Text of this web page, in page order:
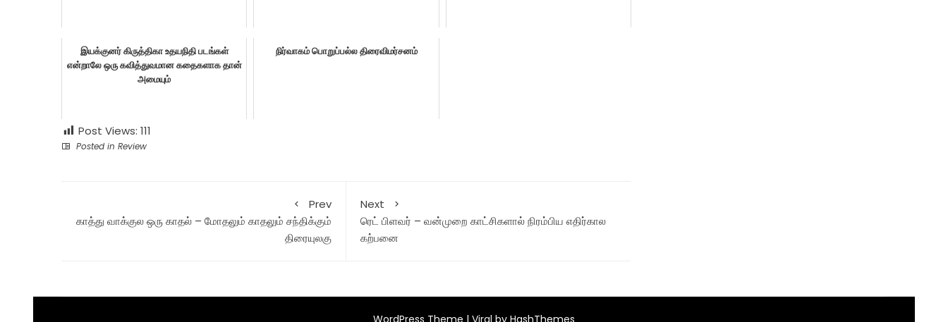
இயக்குனர் கிருத்திகா உதயநிதி படங்கள்
என்றாலே ஒரு கவித்துவமான கதைகளாக தான்
அமையும்
நிர்வாகம் பொறுப்பல்ல திரைவிமர்சனம்
Post Views: 111
Posted in Review
Prev
காத்து வாக்குல ஒரு காதல் – மோதலும் காதலும் சந்திக்கும்
திரையுலகு
Next
ரெட் பிளவர் – வன்முறை காட்சிகளால் நிரம்பிய எதிர்கால
கற்பனை
WordPress Theme | Viral by HashThemes